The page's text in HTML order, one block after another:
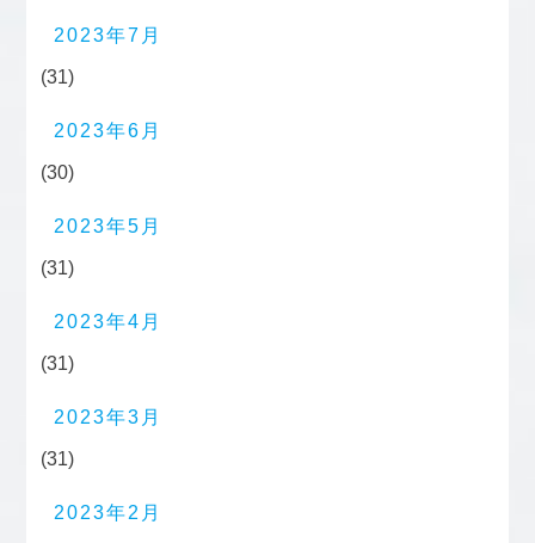
2023年7月
(31)
2023年6月
(30)
2023年5月
(31)
2023年4月
(31)
2023年3月
(31)
2023年2月